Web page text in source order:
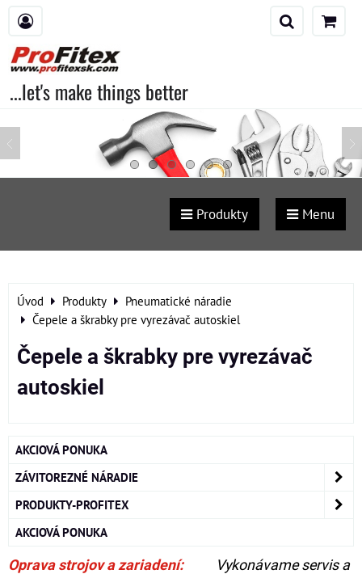
...let's make things better
Produkty Menu
Úvod Produkty
Pneumatické náradie
Čepele a škrabky pre vyrezávač autoskiel
Čepele a škrabky pre vyrezávač
autoskiel
AKCIOVÁ PONUKA
ZÁVITOREZNÉ NÁRADIE
PRODUKTY-PROFITEX
AKCIOVÁ PONUKA
Oprava strojov a zariadení:
Vykonávame servis a